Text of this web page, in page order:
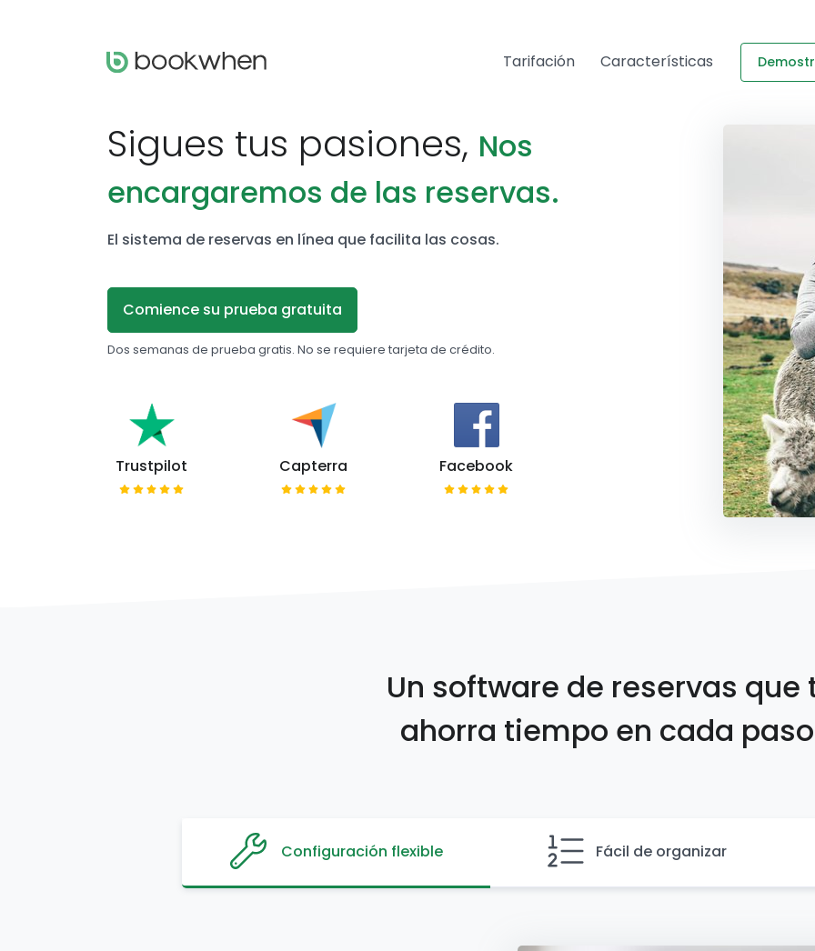
Tarifación Características
Sigues tus pasiones, Nos
encargaremos de las reservas.
El sistema de reservas en línea que facilita las cosas.
Comience su prueba gratuita
Dos semanas de prueba gratis. No se requiere tarjeta de crédito.
Trustpilot Capterra Facebook
Un software de reservas que
ahorra tiempo en cada
Configuración flexible Fácil de organizar